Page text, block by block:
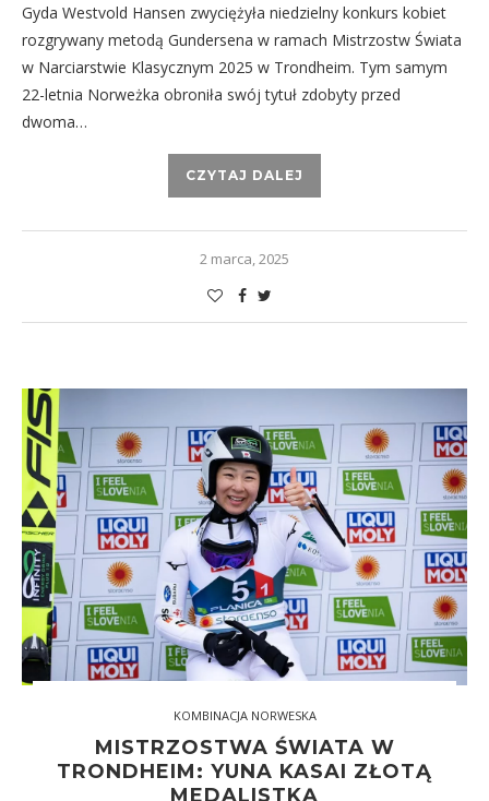
Gyda Westvold Hansen zwyciężyła niedzielny konkurs kobiet
rozgrywany metodą Gundersena w ramach Mistrzostw Świata
w Narciarstwie Klasycznym 2025 w Trondheim. Tym samym
22-letnia Norweżka obroniła swój tytuł zdobyty przed
dwoma…
CZYTAJ DALEJ
2 marca, 2025
KOMBINACJA NORWESKA
MISTRZOSTWA ŚWIATA W
TRONDHEIM: YUNA KASAI ZŁOTĄ
MEDALISTKĄ